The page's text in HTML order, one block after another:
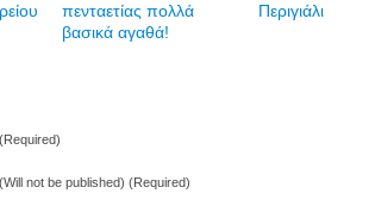
πενταετίας πολλά
βασικά αγαθά!
Περιγιάλι
(Required)
(Will not be published) (Required)